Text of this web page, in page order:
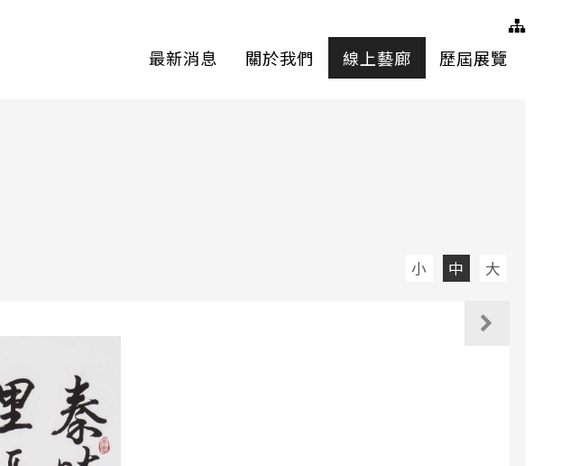
網站
最新消息
關於我們 線上藝廊 歷屆展覽
小 中 大